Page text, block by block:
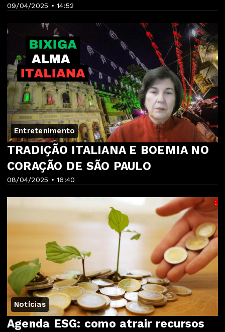
09/04/2025 • 14:52
Entretenimento
08/04/2025 • 16:40
TRADIÇÃO ITALIANA E BOEMIA NO
CORAÇÃO DE SÃO PAULO
Notícias
Agenda ESG: como atrair recursos